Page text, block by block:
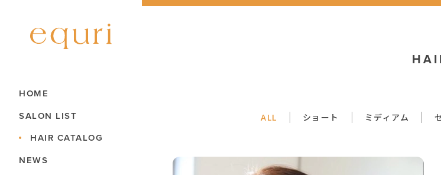
HOME
SALON LIST
HAIR CATALOG
NEWS
ALL ショート ミディアム